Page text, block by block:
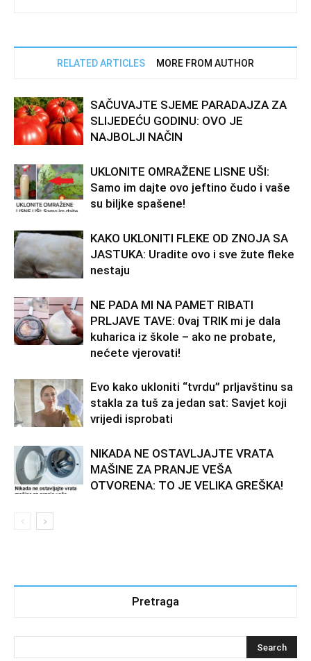
RELATED ARTICLES MORE FROM AUTHOR
SAČUVAJTE SJEME PARADAJZA ZA
SLIJEDEĆU GODINU: OVO JE
NAJBOLJI NAČIN
UKLONITE OMRAŽENE LISNE UŠI:
Samo im dajte ovo jeftino čudo i vaše
su biljke spašene!
KAKO UKLONITI FLEKE OD ZNOJA SA
JASTUKA: Uradite ovo i sve žute fleke
nestaju
NE PADA Ml NA PAMET RlBATI
PRLJAVE TAVE: 0vaj TRIK mi je dala
kuharica iz škole – ako ne probate,
nećete vjerovati!
Evo kako ukloniti “tvrdu” prljavštinu sa
stakla za tuš za jedan sat: Savjet koji
vrijedi isprobati
NIKADA NE OSTAVLJAJTE VRATA
MAŠINE ZA PRANJE VEŠA
OTVORENA: TO JE VELIKA GREŠKA!
Pretraga